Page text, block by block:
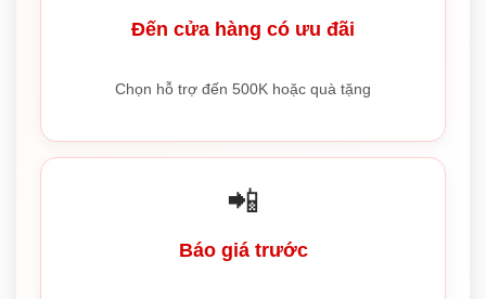
Đến cửa hàng có ưu đãi
Chọn hỗ trợ đến 500K hoặc quà tặng
📲
Báo giá trước